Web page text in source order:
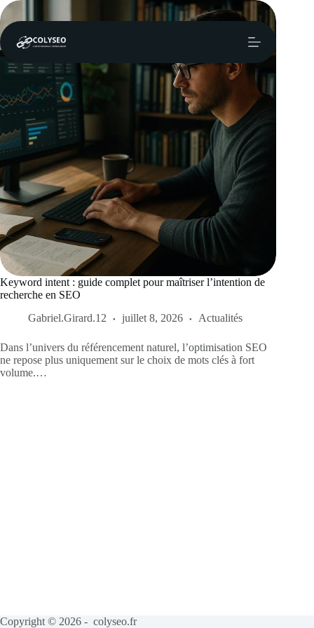
Passer
au
contenu
Keyword intent : guide complet pour maîtriser l’intention de
recherche en SEO
Gabriel.Girard.12
juillet 8, 2026 Actualités
Dans l’univers du référencement naturel, l’optimisation SEO
ne repose plus uniquement sur le choix de mots clés à fort
volume.…
Copyright © 2026 - colyseo.fr